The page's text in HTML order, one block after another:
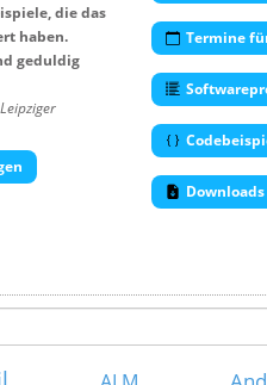
die das
haben.
geduldig
Termine
Downloads